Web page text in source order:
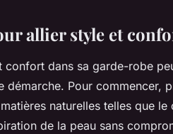
style
allier style et
confort dans sa garde-robe
démarche. Pour commencer,
naturelles telles que
de la peau sans